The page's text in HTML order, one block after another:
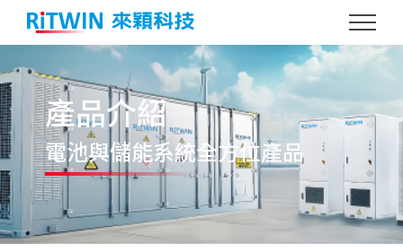
產品介紹
電池與儲能系統全方位產品